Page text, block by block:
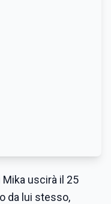
Mika uscirà il 25
da lui stesso,